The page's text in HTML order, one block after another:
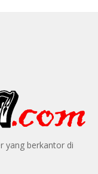
yang berkantor di